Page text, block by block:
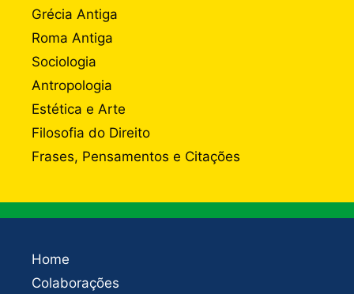
Grécia Antiga
Roma Antiga
Sociologia
Antropologia
Estética e Arte
Filosofia do Direito
Frases, Pensamentos e Citações
Home
Colaborações